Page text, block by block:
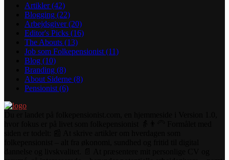
Artikler(42)
Blogging (22)
Arbejdsgiver(20)
Editor's Picks (16)
The Abouts (13)
Job som Folkepensionist (11)
Blog (10)
Branding (8)
About Siderne (8)
Pensionist (6)